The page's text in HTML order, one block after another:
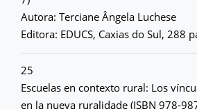
Autora: Terciane Ângela Luchese
Editora: EDUCS, Caxias do Sul, 288
25
Escuelas en contexto rural: Los
en la nueva ruralidade (ISBN 978-